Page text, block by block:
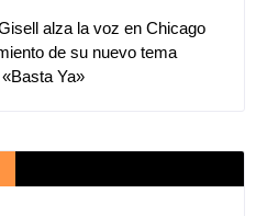
alza la voz en Chicago
de su nuevo tema
Ya»